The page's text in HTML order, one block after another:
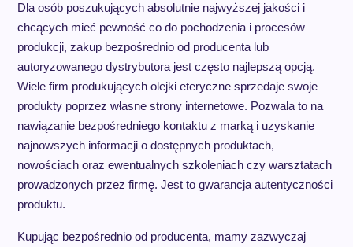
Dla osób poszukujących absolutnie najwyższej jakości i
chcących mieć pewność co do pochodzenia i procesów
produkcji, zakup bezpośrednio od producenta lub
autoryzowanego dystrybutora jest często najlepszą opcją.
Wiele firm produkujących olejki eteryczne sprzedaje swoje
produkty poprzez własne strony internetowe. Pozwala to na
nawiązanie bezpośredniego kontaktu z marką i uzyskanie
najnowszych informacji o dostępnych produktach,
nowościach oraz ewentualnych szkoleniach czy warsztatach
prowadzonych przez firmę. Jest to gwarancja autentyczności
produktu.
Kupując bezpośrednio od producenta, mamy zazwyczaj